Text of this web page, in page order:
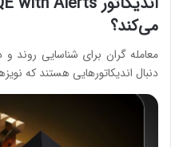
می‌کند؟
معامله گران برای شناسایی روند
دنبال اندیکاتورهایی هستند که